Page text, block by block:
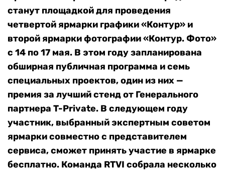
станут площадкой для проведения
четвертой ярмарки графики «Контур» и
второй ярмарки фотографии «Контур. Фото»
с 14 по 17 мая. В этом году запланирована
обширная публичная программа и семь
специальных проектов, один из них —
премия за лучший стенд от Генерального
партнера T-Private. В следующем году
участник, выбранный экспертным советом
ярмарки совместно с представителем
сервиса, сможет принять участие в ярмарке
бесплатно. Команда RTVI собрала несколько